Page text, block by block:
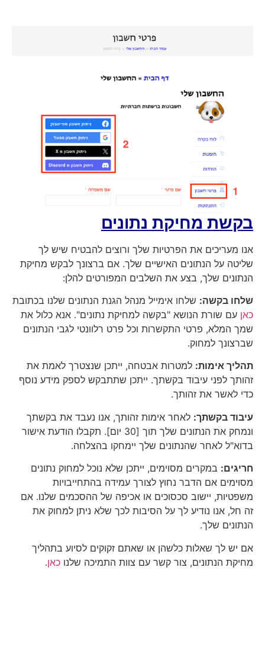
בקשת מחיקת נתונים
אנו מעריכים את הפרטיות שלך ורוצים להבטיח שיש לך
שליטה על הנתונים האישיים שלך. אם ברצונך לבקש מחיקת
הנתונים שלך, בצע את השלבים המפורטים להלן:
שלחו בקשה: שלחו אימייל מנהל הגנת הנתונים שלנו בכתובת
כאן עם שורת הנושא "בקשה למחיקת נתונים". אנא כלול את
שמך המלא, פרטי התקשרות וכל פרט רלוונטי לגבי הנתונים
שברצונך למחוק.
תהליך אימות: למטרות אבטחה, ייתכן שנצטרך לאמת את
זהותך לפני עיבוד בקשתך. ייתכן שתתבקש לספק מידע נוסף
כדי לאשר את זהותך.
עיבוד בקשתך: לאחר אימות זהותך, אנו נעבד את בקשתך
ונמחק את הנתונים שלך תוך [30 יום]. תקבלו הודעת אישור
בדוא"ל לאחר שהנתונים שלך יימחקו בהצלחה.
חריגים: במקרים מסוימים, ייתכן שלא נוכל למחוק נתונים
מסוימים אם הדבר נחוץ לצורך עמידה בהתחייבויות
משפטיות, יישוב סכסוכים או אכיפה של ההסכמים שלנו. אם
זה חל, אנו נודיע לך על הסיבות לכך שלא ניתן למחוק את
הנתונים שלך.
אם יש לך שאלות כלשהן או שאתם זקוקים לסיוע בתהליך
מחיקת הנתונים, צור קשר עם צוות התמיכה שלנו כאן.